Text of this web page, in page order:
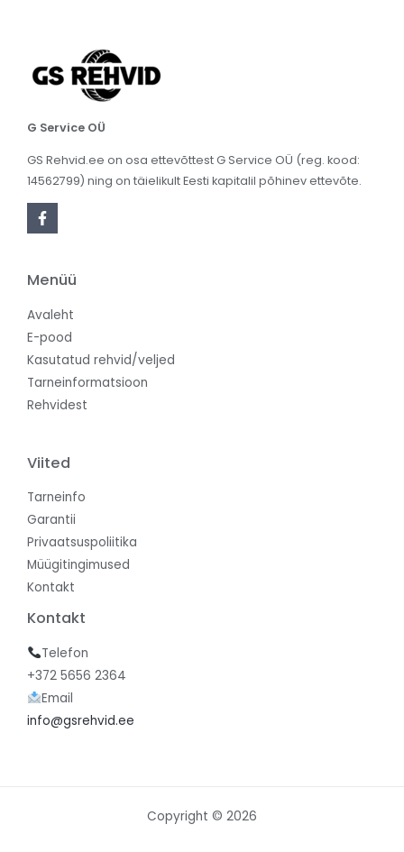
G Service OÜ
GS Rehvid.ee on osa ettevõttest G Service OÜ (reg. kood:
14562799) ning on täielikult Eesti kapitalil põhinev ettevõte.
Menüü
Avaleht
E-pood
Kasutatud rehvid/veljed
Tarneinformatsioon
Rehvidest
Viited
Tarneinfo
Garantii
Privaatsuspoliitika
Müügitingimused
Kontakt
Kontakt
Telefon
+372 5656 2364
Email
info@gsrehvid.ee
Copyright © 2026